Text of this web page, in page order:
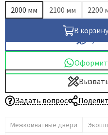
Dircode
El Porta
Fimet
Fuaro
2000 мм
2100 мм 2200
В корзину
Задать вопрос
Межкомнатные двери